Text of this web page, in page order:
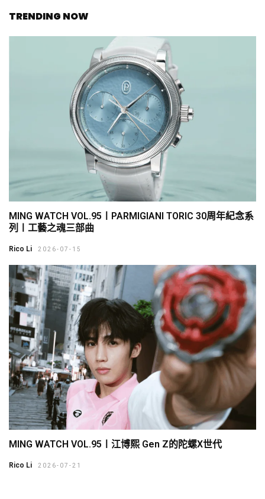
TRENDING NOW
MING WATCH VOL.95〡PARMIGIANI TORIC 30周年紀念系
列〡工藝之魂三部曲
Rico Li 2026-07-15
MING WATCH VOL.95〡江博熙 Gen Z的陀螺X世代
Rico Li 2026-07-21